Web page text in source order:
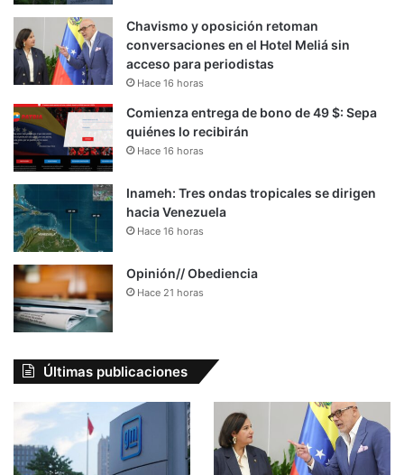
Chavismo y oposición retoman
conversaciones en el Hotel Meliá sin
acceso para periodistas
Hace 16 horas
Comienza entrega de bono de 49 $: Sepa
quiénes lo recibirán
Hace 16 horas
Inameh: Tres ondas tropicales se dirigen
hacia Venezuela
Hace 16 horas
Opinión// Obediencia
Hace 21 horas
Últimas publicaciones